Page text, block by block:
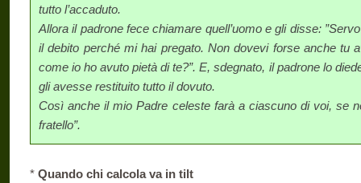
tutto l’accaduto.
Allora il padrone fece chiamare quell’uomo e gli disse:
il debito perché mi hai pregato. Non dovevi forse anche tu
come io ho avuto pietà di te?”. E, sdegnato, il padrone lo
gli avesse restituito tutto il dovuto.
Così anche il mio Padre celeste farà a ciascuno di voi, se
fratello”.
* Quando chi calcola va in tilt